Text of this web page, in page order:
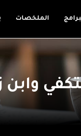
الملخصات
وابن